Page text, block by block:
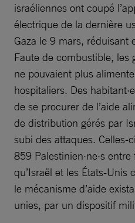
israéliennes ont coupé
électrique de la dernière
Gaza le 9 mars, réduisant
Faute de combustible, les
ne pouvaient plus
hospitaliers. Des
de se procurer de l’aide
de distribution gérés par
subi des attaques. Celles-
859 Palestinien·ne·s
qu’Israël et les États-Unis
le mécanisme d’aide
unies, par un dispositif